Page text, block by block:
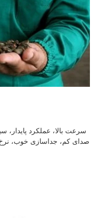
سرعت بالا، عملکرد
صدای کم، جداسازی خوب، نرخ